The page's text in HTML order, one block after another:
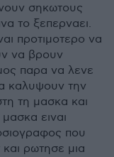
σηκωτους
το ξεπερναει.
προτιμοτερο να
να βρουν
παρα να λενε
καλυψουν την
τη μασκα και
ειναι
που
ρωτησε μια